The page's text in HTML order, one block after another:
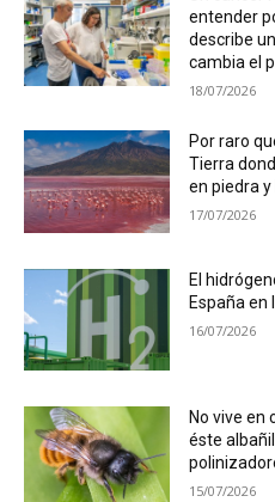
entender
describe
cambia el
18/07/2026
Por raro
Tierra
en piedra
17/07/2026
El
España en
16/07/2026
No vive en
éste
15/07/2026